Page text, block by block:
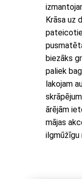
Krāsa uz
biezāks
paliek
lakojam
ārējām
mājas
ilgmūžīgu